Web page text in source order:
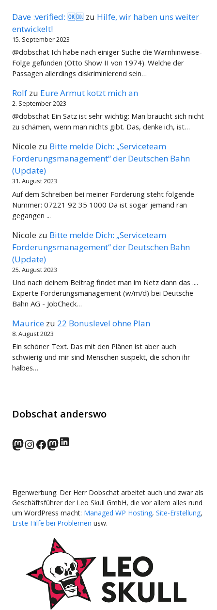
Dave :verified: 🆗🆒 zu Hilfe, wir haben uns weiter
entwickelt!
15. September 2023
@dobschat Ich habe nach einiger Suche die Warnhinweise-
Folge gefunden (Otto Show II von 1974). Welche der
Passagen allerdings diskriminierend sein…
Rolf zu Eure Armut kotzt mich an
2. September 2023
@dobschat Ein Satz ist sehr wichtig: Man braucht sich nicht
zu schämen, wenn man nichts gibt. Das, denke ich, ist…
Nicole zu Bitte melde Dich: „Serviceteam
Forderungsmanagement“ der Deutschen Bahn
(Update)
31. August 2023
Auf dem Schreiben bei meiner Forderung steht folgende
Nummer: 07221 92 35 1000 Da ist sogar jemand ran
gegangen ...
Nicole zu Bitte melde Dich: „Serviceteam
Forderungsmanagement“ der Deutschen Bahn
(Update)
25. August 2023
Und nach deinem Beitrag findet man im Netz dann das ....
Experte Forderungsmanagement (w/m/d) bei Deutsche
Bahn AG - JobCheck…
Maurice zu 22 Bonuslevel ohne Plan
8. August 2023
Ein schöner Text. Das mit den Plänen ist aber auch
schwierig und mir sind Menschen suspekt, die schon ihr
halbes…
Dobschat anderswo
norden.social
Instagram
Facebook
wp-punks.social
LinkedIn
Eigenwerbung: Der Herr Dobschat arbeitet auch und zwar als
Geschäftsführer der Leo Skull GmbH, die vor allem alles rund
um WordPress macht: Managed WP Hosting, Site-Erstellung,
Erste Hilfe bei Problemen usw.